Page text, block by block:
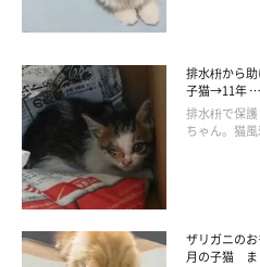
になったの!?」と思わずクスッと
掲載協力／Instagram（
※この記事は投稿者さまにご了承
ます。
文／二宮ねこむ
排水枡から
子猫→11年 …
排水枡で保
ちゃん。猫
ザリガニの
月の子猫